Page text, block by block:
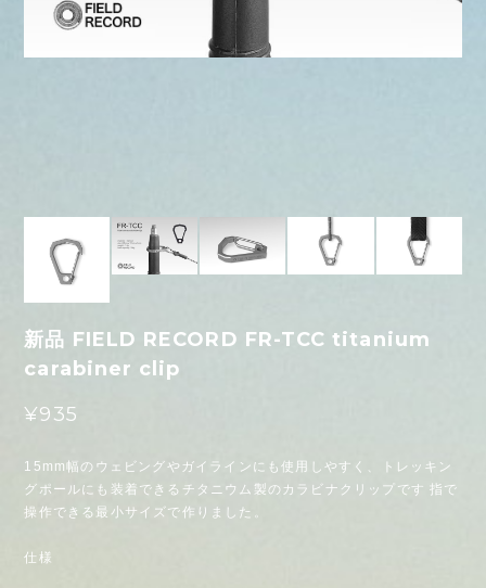
新品 FIELD RECORD FR-TCC titanium
carabiner clip
¥935
15mm幅のウェビングやガイラインにも使用しやすく、トレッキン
グポールにも装着できるチタニウム製のカラビナクリップです 指で
操作できる最小サイズで作りました。
仕様